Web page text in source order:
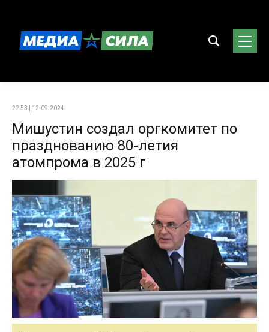
22:53 | 12-09-2024
Мишустин создал оргкомитет по
празднованию 80-летия
атомпрома в 2025 г